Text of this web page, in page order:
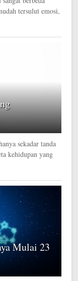
tersulut emosi,
sekadar tanda
kehidupan yang
Mulai 23